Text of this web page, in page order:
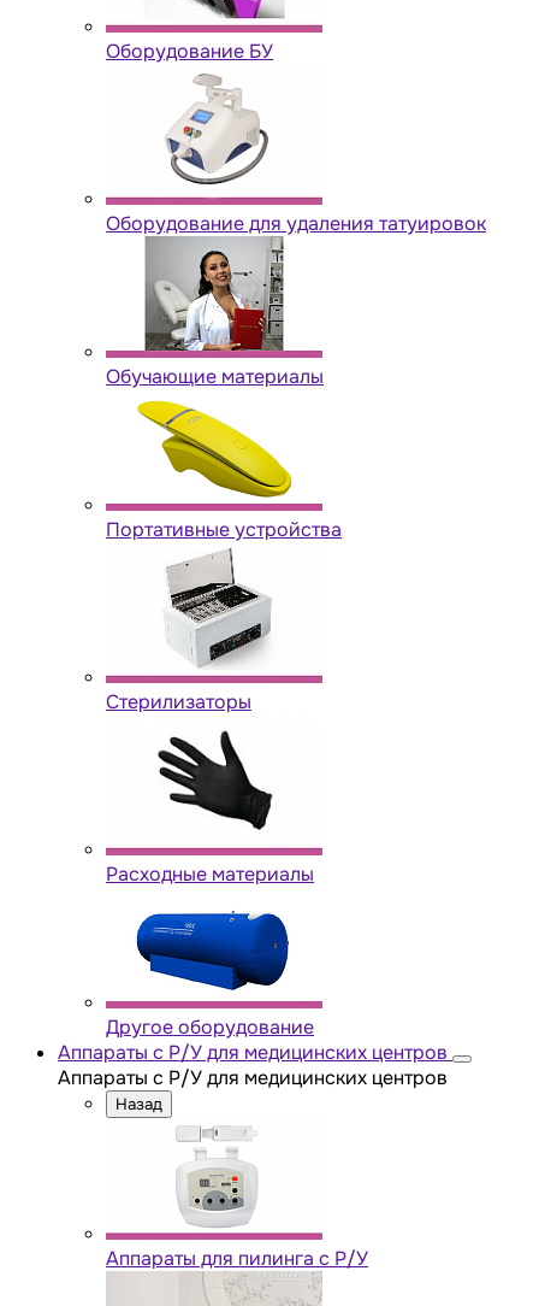
Оборудование БУ
Оборудование для удаления татуировок
Обучающие материалы
Портативные устройства
Стерилизаторы
Расходные материалы
Другое оборудование
Аппараты с Р/У для медицинских центров
Аппараты с Р/У для медицинских центров
Назад
Аппараты для пилинга с Р/У